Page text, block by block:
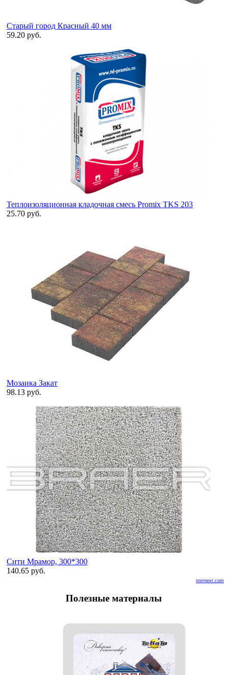
Старый город Красный 40 мм
59.20 руб.
Теплоизоляционная кладочная смесь Promix TKS 203
25.70 руб.
Мозаика Закат
98.13 руб.
Сити Мрамор, 300*300
140.65 руб.
norrnext.com
Полезные материалы